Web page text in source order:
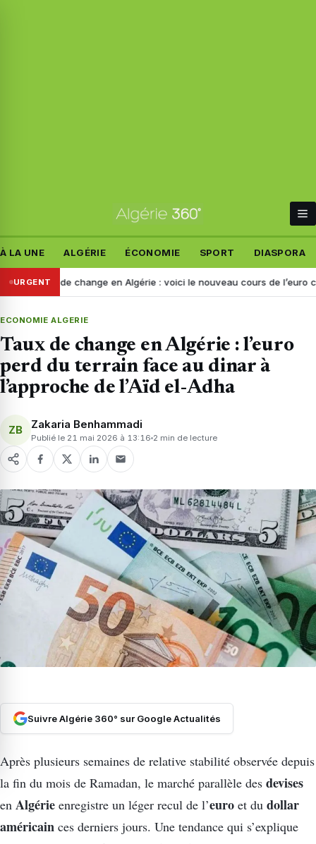
À LA UNE ALGÉRIE ÉCONOMIE SPORT DIASPORA
URGENT
Taux de change en Algérie : voici le nouveau cours de l’euro ce jeudi
ECONOMIE ALGERIE
Taux de change en Algérie : l’euro
perd du terrain face au dinar à
l’approche de l’Aïd el-Adha
ZB Zakaria Benhammadi
Publié le 21 mai 2026 à 13:16 2 min de lecture
Suivre Algérie 360° sur Google Actualités
Après plusieurs semaines de relative stabilité observée depuis
la fin du mois de Ramadan, le marché parallèle des devises
en Algérie enregistre un léger recul de l’euro et du dollar
américain ces derniers jours. Une tendance qui s’explique